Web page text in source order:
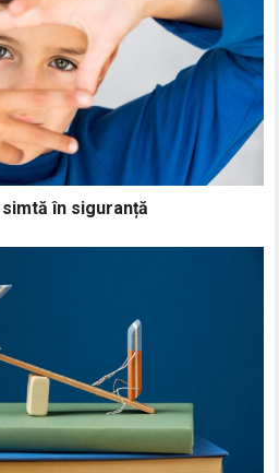
în siguranță